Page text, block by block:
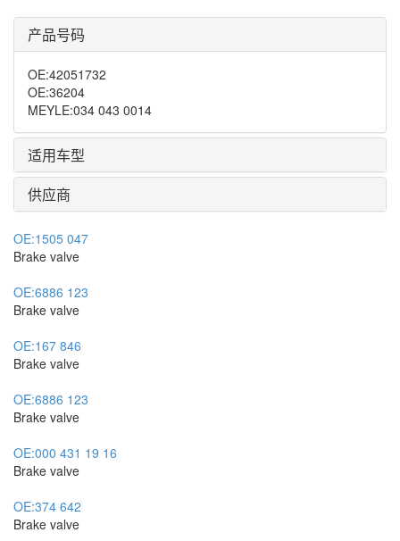
产品号码
OE:42051732
OE:36204
MEYLE:034 043 0014
适用车型
供应商
OE:1505 047
Brake valve
OE:6886 123
Brake valve
OE:167 846
Brake valve
OE:6886 123
Brake valve
OE:000 431 19 16
Brake valve
OE:374 642
Brake valve